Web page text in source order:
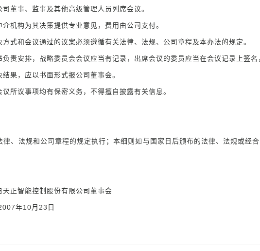
董事、监事及其他高级管理人员列席会议。
机构为其决策提供专业意见，费用由公司支付。
式和会议通过的议案必须遵循有关法律、法规、公司章程及本办法的规定。
责安排，战略委员会会议应当有记录，出席会议的委员应当在会议记录上签
果，应以书面形式报公司董事会。
所议事项均有保密义务，不得擅自披露有关信息。
、法规和公司章程的规定执行；本细则如与国家日后颁布的法律、法规或经
份有限公司董事会
日